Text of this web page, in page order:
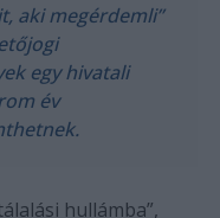
aki megérdemli”
egy hivatali
év
hullámba”,